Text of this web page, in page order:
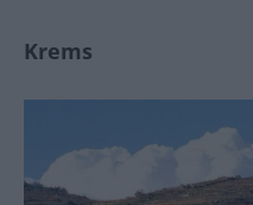
Κrems